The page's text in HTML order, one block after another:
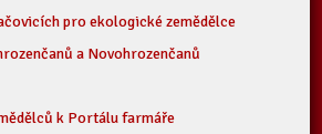
pro ekologické zemědělce
a Novohrozenčanů
k Portálu farmáře